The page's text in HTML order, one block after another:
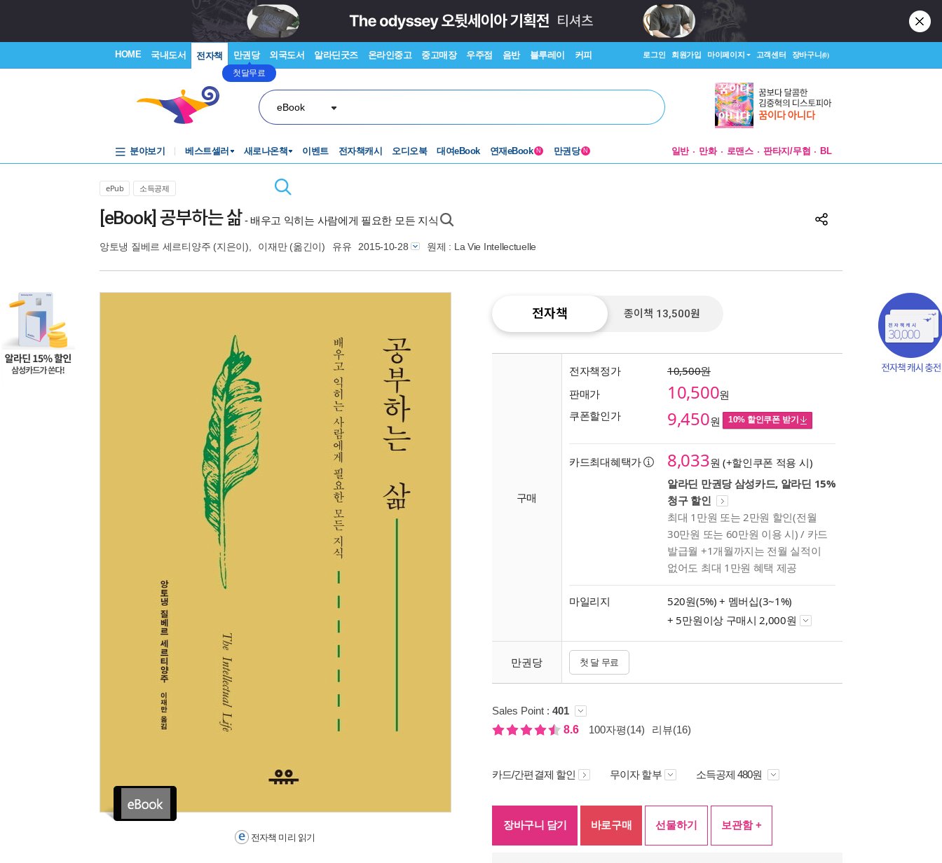
HOME 국내도서 전자책 만권당
첫달무료
외국도서 알라딘굿즈 온라인중고 중고매장 우주점 음반 블루레이 커피 로그인 회원가입 마이페이지 고객센터 장바구니(0)
eBook
분야보기 베스트셀러 새로나온책 이벤트 전자책캐시 오디오북 대여eBook 연재eBook N 만권당 N 일반 만화 로맨스 판타지/무협 BL
ePub 소득공제
[eBook] 공부하는 삶- 배우고 익히는 사람에게 필요한 모든 지식
앙토냉 질베르 세르티양주 (지은이), 이재만(옮긴이) 유유 2015-10-28 원제 : La Vie Intellectuelle
전자책 미리 읽기
전자책 종이책 13,500원
구매
전자책정가
10,500원
판매가
10,500원
쿠폰할인가
9,450원 10% 할인쿠폰 받기
카드최대혜택가 8,033원 (+할인쿠폰 적용 시)
알라딘 만권당 삼성카드, 알라딘 15%
청구 할인
최대 1만원 또는 2만원 할인(전월
30만원 또는 60만원 이용 시) / 카드
발급월 +1개월까지는 전월 실적이
없어도 최대 1만원 혜택 제공
마일리지 520원(5%) + 멤버십(3~1%)
+ 5만원이상 구매시 2,000원
만권당 첫 달 무료
Sales Point : 401
8.6
100자평(14) 리뷰(16)
카드/간편결제 할인 무이자 할부 소득공제 480원
장바구니 담기 바로구매 선물하기 보관함 +